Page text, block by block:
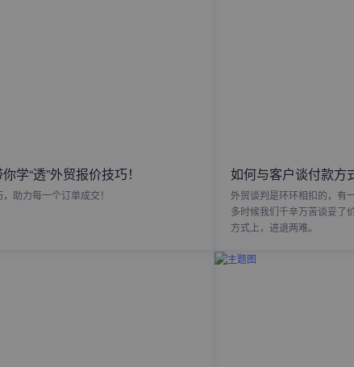
学“透”外贸报价技巧！
助力每一个订单成交！
如何与客户谈付款方
外贸谈判是环环相扣的，有
多时候我们千辛万苦谈妥了
方式上，进退两难。